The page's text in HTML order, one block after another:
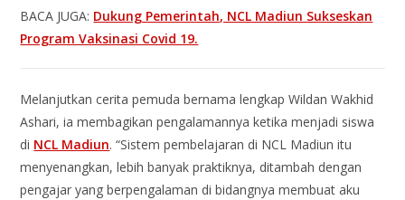
BACA JUGA: Dukung Pemerintah, NCL Madiun Sukseskan
Program Vaksinasi Covid 19.
Melanjutkan cerita pemuda bernama lengkap Wildan Wakhid
Ashari, ia membagikan pengalamannya ketika menjadi siswa
di NCL Madiun. “Sistem pembelajaran di NCL Madiun itu
menyenangkan, lebih banyak praktiknya, ditambah dengan
pengajar yang berpengalaman di bidangnya membuat aku